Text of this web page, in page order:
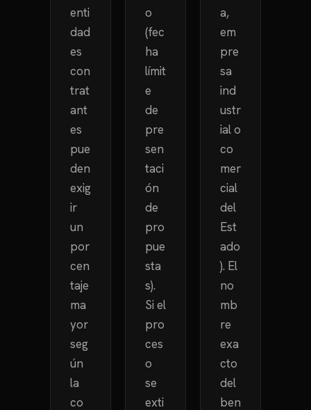
enti
dad
es
con
trat
ant
es
pue
den
exig
ir
un
por
cen
taje
ma
yor
seg
ún
la
co
o
(fec
ha
límit
e
de
pre
sen
taci
ón
de
pro
pue
sta
s).
Si el
pro
ces
o
se
exti
a,
em
pre
sa
ind
ustr
ial o
co
mer
cial
del
Est
ado
). El
no
mb
re
exa
cto
del
ben